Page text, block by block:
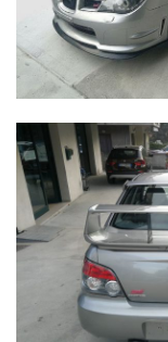
libretto service
fatture e storico
La vettura non è mai
assetto STI di
centralina
Nessun utilizzo in
ORIGINALITÀ
Auto conforme alle
Cerchi Prodrive
interni STI in